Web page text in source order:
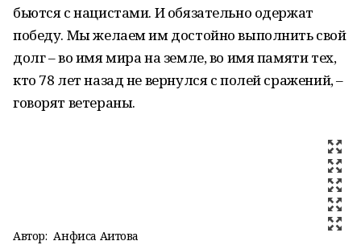
бьются с нацистами. И обязательно одержат
победу. Мы желаем им достойно выполнить свой
долг – во имя мира на земле, во имя памяти тех,
кто 78 лет назад не вернулся с полей сражений, –
говорят ветераны.
Автор: Анфиса Аитова